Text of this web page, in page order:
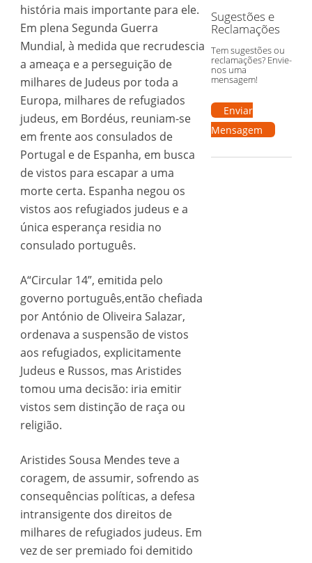
história mais importante para ele.
Em plena Segunda Guerra
Mundial, à medida que recrudescia
a ameaça e a perseguição de
milhares de Judeus por toda a
Europa, milhares de refugiados
judeus, em Bordéus, reuniam-se
em frente aos consulados de
Portugal e de Espanha, em busca
de vistos para escapar a uma
morte certa. Espanha negou os
vistos aos refugiados judeus e a
única esperança residia no
consulado português.
A“Circular 14”, emitida pelo
governo português,então chefiada
por António de Oliveira Salazar,
ordenava a suspensão de vistos
aos refugiados, explicitamente
Judeus e Russos, mas Aristides
tomou uma decisão: iria emitir
vistos sem distinção de raça ou
religião.
Aristides Sousa Mendes teve a
coragem, de assumir, sofrendo as
consequências políticas, a defesa
intransigente dos direitos de
milhares de refugiados judeus. Em
vez de ser premiado foi demitido
Sugestões e
Reclamações
Tem sugestões ou
reclamações? Envie-
nos uma
mensagem!
Enviar
Mensagem